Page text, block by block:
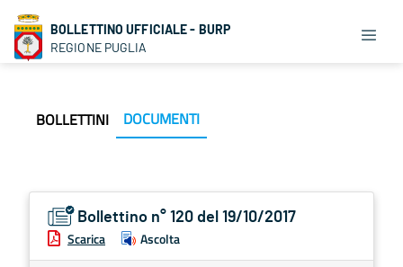
BOLLETTINO UFFICIALE - BURP
REGIONE PUGLIA
BOLLETTINI DOCUMENTI
Bollettino n° 120 del 19/10/2017
Scarica Ascolta